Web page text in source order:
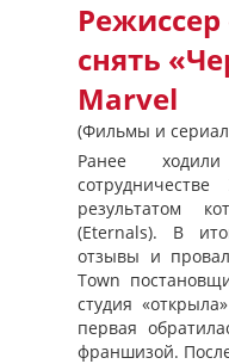
снять
Marvel
(Фильмы и
Ранее
результатом
(Eternals). В
отзывы и
Town
студия
первая
франшизой.